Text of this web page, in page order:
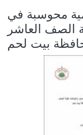
محوسبة في
الصف العاشر
بيت لحم